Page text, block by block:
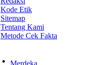
Kode Etik
Sitemap
Tentang Kami
Metode Cek Fakta
Merdeka